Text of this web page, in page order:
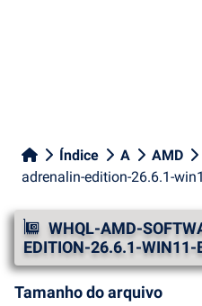
Índice A AMD
adrenalin-edition-26.6.1-
WHQL-AMD-
EDITION-26.6.1-WIN11-
Tamanho do arquivo